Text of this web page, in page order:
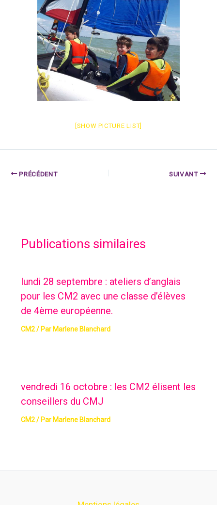
[SHOW PICTURE LIST]
PRÉCÉDENT SUIVANT
Publications similaires
lundi 28 septembre : ateliers d’anglais
pour les CM2 avec une classe d’élèves
de 4ème européenne.
CM2/ Par Marlene Blanchard
vendredi 16 octobre : les CM2 élisent les
conseillers du CMJ
CM2/ Par Marlene Blanchard